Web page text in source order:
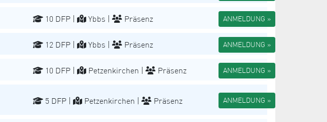
10 DFP | Ybbs | Präsenz ANMELDUNG »
12 DFP | Ybbs | Präsenz ANMELDUNG »
10 DFP | Petzenkirchen | Präsenz ANMELDUNG »
5 DFP | Petzenkirchen | Präsenz ANMELDUNG »